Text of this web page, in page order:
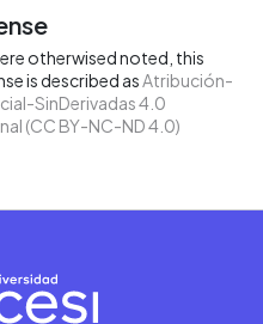
otherwised noted, this
is described asAtribución-
SinDerivadas 4.0
(CC BY-NC-ND 4.0)